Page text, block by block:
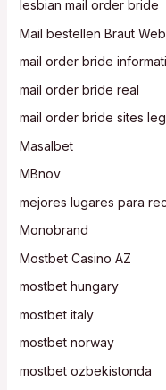
lesbian mail order bride
Mail bestellen Braut
mail order bride
mail order bride real
mail order bride sites
Masalbet
MBnov
mejores lugares para
Monobrand
Mostbet Casino AZ
mostbet hungary
mostbet italy
mostbet norway
mostbet ozbekistonda